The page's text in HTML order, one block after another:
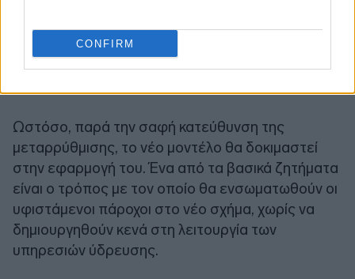
CONFIRM
χρηματοδότηση και να αξιοποιεί νέες τεχνολογίες
για την παρακολούθηση και λειτουργία των
Ωστόσο, παρά την σαφή κατεύθυνση της
μεταρρύθμισης, το νέο μοντέλο θα δοκιμαστεί
στην εφαρμογή του. Ένα από τα βασικά ζητήματα
είναι ο τρόπος με τον οποίο θα ενσωματωθούν οι
υφιστάμενοι πάροχοι στο νέο σχήμα, χωρίς να
δημιουργηθούν κενά στη λειτουργία των
υπηρεσιών ύδρευσης.